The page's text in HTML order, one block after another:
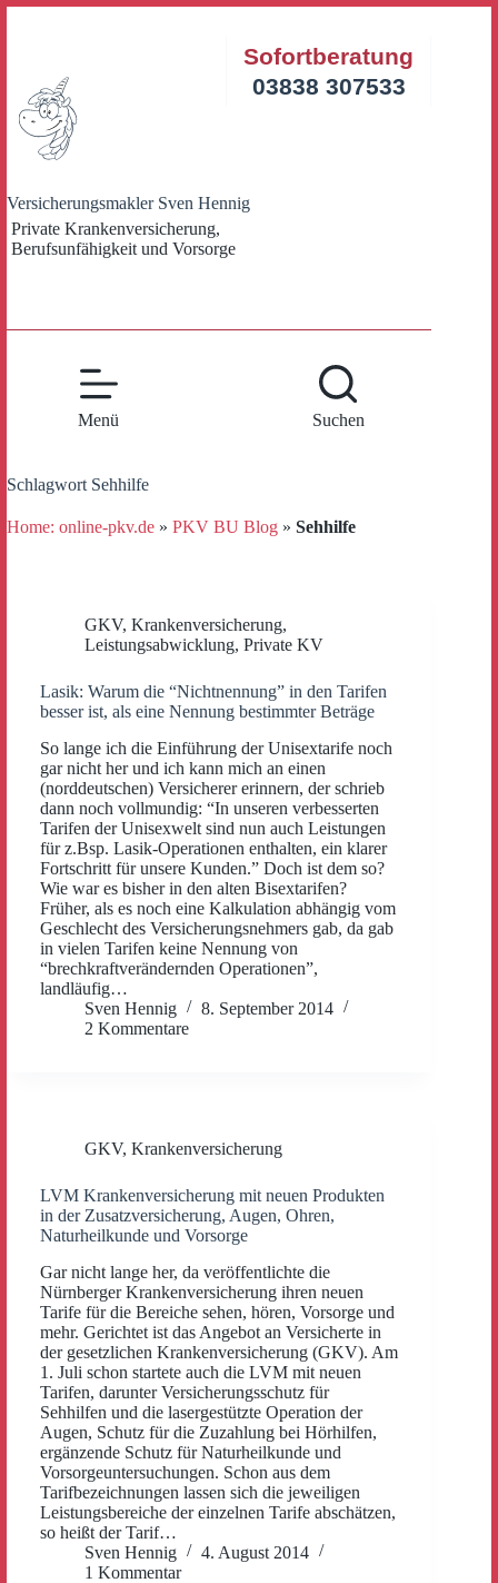
Versicherungsmakler Sven Hennig
Private Krankenversicherung,
Berufsunfähigkeit und Vorsorge
Sofortberatung
03838 307533
Menü Suchen
Schlagwort Sehhilfe
Home: online-pkv.de » PKV BU Blog » Sehhilfe
GKV, Krankenversicherung,
Leistungsabwicklung, Private KV
Lasik: Warum die “Nichtnennung” in den Tarifen
besser ist, als eine Nennung bestimmter Beträge
So lange ich die Einführung der Unisextarife noch
gar nicht her und ich kann mich an einen
(norddeutschen) Versicherer erinnern, der schrieb
dann noch vollmundig: “In unseren verbesserten
Tarifen der Unisexwelt sind nun auch Leistungen
für z.Bsp. Lasik-Operationen enthalten, ein klarer
Fortschritt für unsere Kunden.” Doch ist dem so?
Wie war es bisher in den alten Bisextarifen?
Früher, als es noch eine Kalkulation abhängig vom
Geschlecht des Versicherungsnehmers gab, da gab
in vielen Tarifen keine Nennung von
“brechkraftverändernden Operationen”,
landläufig…
Sven Hennig
8. September 2014
2 Kommentare
GKV, Krankenversicherung
LVM Krankenversicherung mit neuen Produkten
in der Zusatzversicherung, Augen, Ohren,
Naturheilkunde und Vorsorge
Gar nicht lange her, da veröffentlichte die
Nürnberger Krankenversicherung ihren neuen
Tarife für die Bereiche sehen, hören, Vorsorge und
mehr. Gerichtet ist das Angebot an Versicherte in
der gesetzlichen Krankenversicherung (GKV). Am
1. Juli schon startete auch die LVM mit neuen
Tarifen, darunter Versicherungsschutz für
Sehhilfen und die lasergestützte Operation der
Augen, Schutz für die Zuzahlung bei Hörhilfen,
ergänzende Schutz für Naturheilkunde und
Vorsorgeuntersuchungen. Schon aus dem
Tarifbezeichnungen lassen sich die jeweiligen
Leistungsbereiche der einzelnen Tarife abschätzen,
so heißt der Tarif…
Sven Hennig
4. August 2014
1 Kommentar